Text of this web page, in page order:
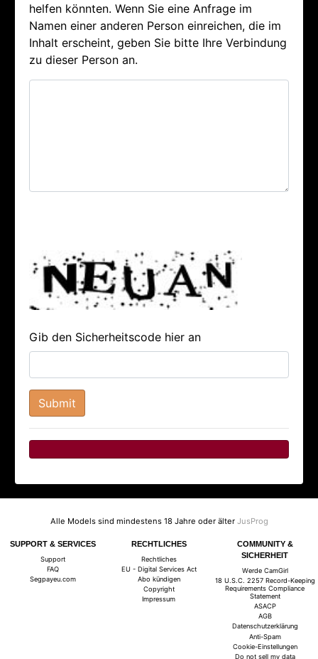
helfen könnten. Wenn Sie eine Anfrage im
Namen einer anderen Person einreichen, die im
Inhalt erscheint, geben Sie bitte Ihre Verbindung
zu dieser Person an.
Gib den Sicherheitscode hier an
Alle Models sind mindestens 18 Jahre oder älter JusProg
SUPPORT & SERVICES
Support
FAQ
Segpayeu.com
RECHTLICHES
Rechtliches
EU - Digital Services Act
Abo kündigen
Copyright
Impressum
COMMUNITY &
SICHERHEIT
Werde CamGirl
18 U.S.C. 2257 Record-Keeping
Requirements Compliance
Statement
ASACP
AGB
Datenschutzerklärung
Anti-Spam
Cookie-Einstellungen
Do not sell my data